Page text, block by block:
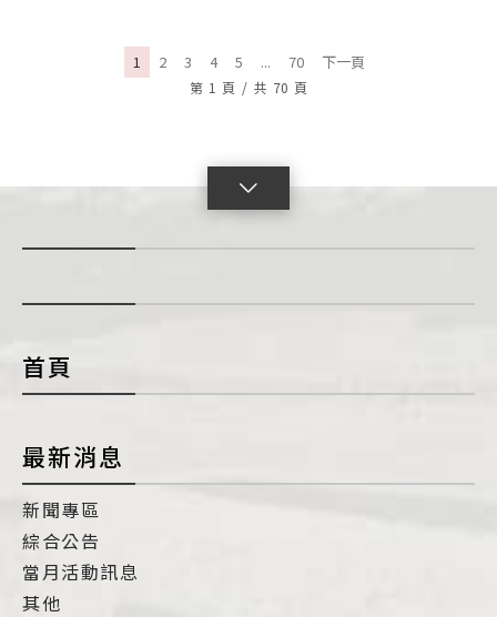
1 2 3 4 5 ... 70 下一頁
第 1 頁 / 共 70 頁
首頁
最新消息
新聞專區
綜合公告
當月活動訊息
其他